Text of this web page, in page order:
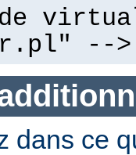
-->
dans ce